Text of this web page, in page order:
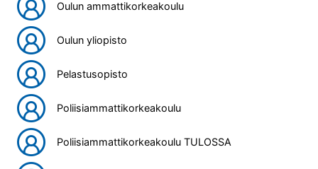
Oulun ammattikorkeakoulu
Oulun yliopisto
Pelastusopisto
Poliisiammattikorkeakoulu
Poliisiammattikorkeakoulu TULOSSA